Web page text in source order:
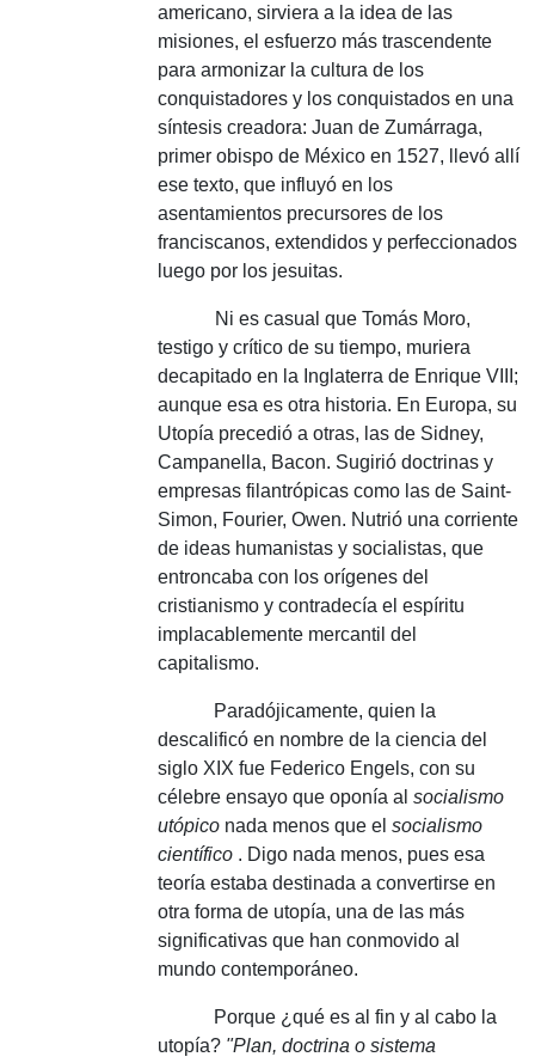
americano, sirviera a la idea de las
misiones, el esfuerzo más trascendente
para armonizar la cultura de los
conquistadores y los conquistados en una
síntesis creadora: Juan de Zumárraga,
primer obispo de México en 1527, llevó allí
ese texto, que influyó en los
asentamientos precursores de los
franciscanos, extendidos y perfeccionados
luego por los jesuitas.
Ni es casual que Tomás Moro,
testigo y crítico de su tiempo, muriera
decapitado en la Inglaterra de Enrique VIII;
aunque esa es otra historia. En Europa, su
Utopía precedió a otras, las de Sidney,
Campanella, Bacon. Sugirió doctrinas y
empresas filantrópicas como las de Saint-
Simon, Fourier, Owen. Nutrió una corriente
de ideas humanistas y socialistas, que
entroncaba con los orígenes del
cristianismo y contradecía el espíritu
implacablemente mercantil del
capitalismo.
Paradójicamente, quien la
descalificó en nombre de la ciencia del
siglo XIX fue Federico Engels, con su
célebre ensayo que oponía al socialismo
utópico nada menos que el socialismo
científico . Digo nada menos, pues esa
teoría estaba destinada a convertirse en
otra forma de utopía, una de las más
significativas que han conmovido al
mundo contemporáneo.
Porque ¿qué es al fin y al cabo la
utopía? "Plan, doctrina o sistema